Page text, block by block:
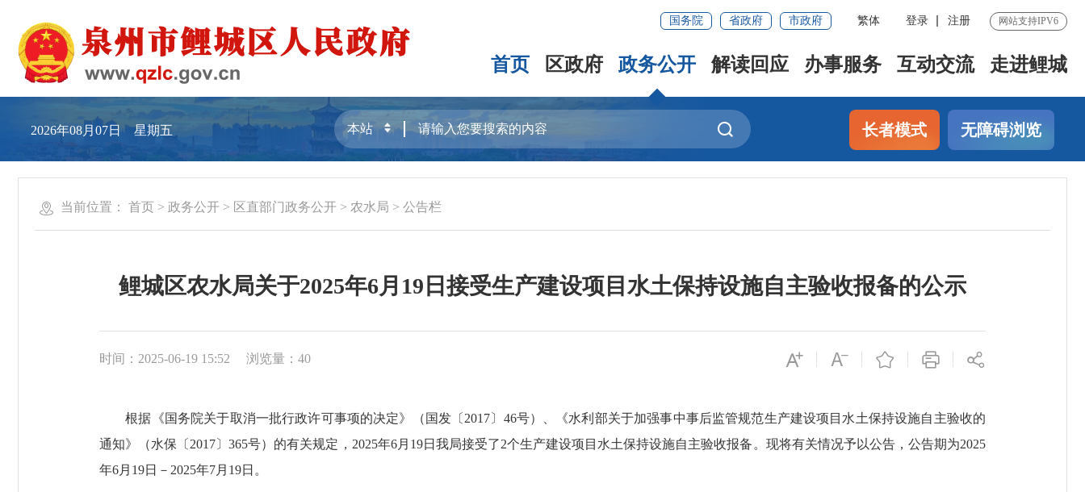
国务院 省政府 市政府 繁体 登录 注册 网站支持IPV6
首页 区政府 政务公开 解读回应 办事服务 互动交流 走进鲤城
2026年08月07日 星期五 长者模式 无障碍浏览
当前位置： 首页 > 政务公开 > 区直部门政务公开 > 农水局 > 公告栏
鲤城区农水局关于2025年6月19日接受生产建设项目水土保持设施自主验收报备的公示
时间：2025-06-19 15:52 浏览量： 40
根据《国务院关于取消一批行政许可事项的决定》（国发〔2017〕46号）、《水利部关于加强事中事后监管规范生产建设项目水土保持设施自主验收的
通知》（水保〔2017〕365号）的有关规定，2025年6月19日我局接受了2个生产建设项目水土保持设施自主验收报备。现将有关情况予以公告，公告期为2025
年6月19日－2025年7月19日。